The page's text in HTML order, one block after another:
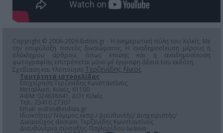
Copyright © 2006-2026 Eidisis.gr - Η ενημερωτική πύλη του Κιλκίς. Με
την επιφύλαξη παντός δικαιώματος. Η αναδημοσίευση μέρους ή
ολόκληρου άρθρου, όπως επίσης και η αναδημοσίευση
φωτογραφίας επιτρέπεται μόνο μέ έγγραφη άδεια του εκδότη.
Σχεδίαση και Υλοποίηση Τερζενίδης Νικος
Ταυτότητα ιστοσελίδας
Επιχείρηση Τερζενίδης Κωνσταντίνος
Μεταλλικό, Κιλκίς, 61100
ΑΦΜ: 024638641, ΔΟΥ Κιλκίς
Τηλ.: 23410 27307
Email: eidisis@eidisis.gr
Ιδιοκτήτης/ Νόμιμος εκπρ./ Διευθυντής/ Διαχειριστής/
Δικαιούχος domain: Τερζενίδης Κωνσταντίνος
Διευθύντρια σύνταξης: Παγλαρίδου Ιωάννα